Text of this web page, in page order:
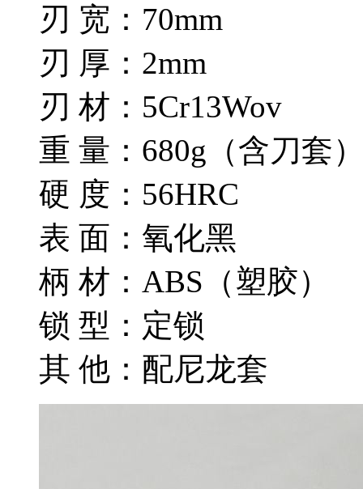
刃 宽：70mm
刃 厚：2mm
刃 材：5Cr13Wov
重 量：680g（含刀套
硬 度：56HRC
表 面：氧化黑
柄 材：ABS（塑胶）
锁 型：定锁
其 他：配尼龙套